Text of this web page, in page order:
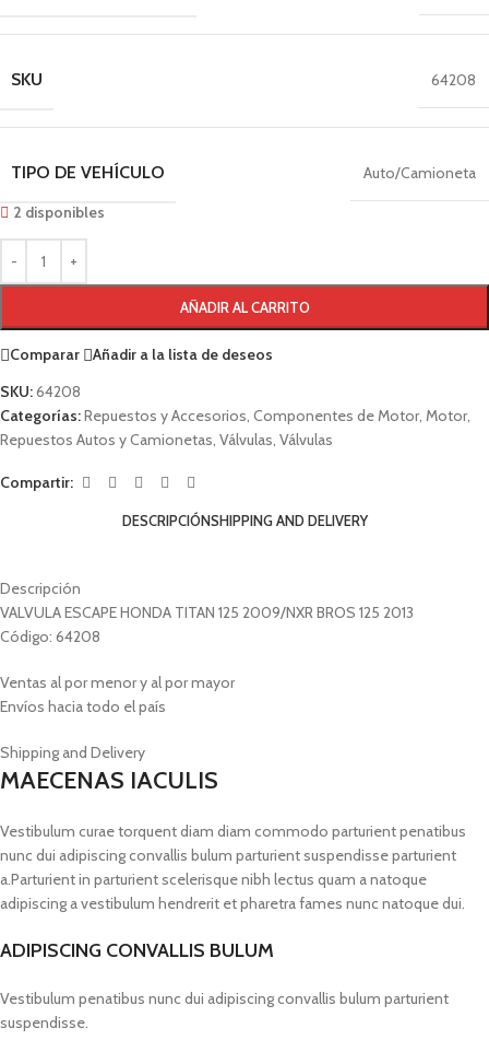
SKU 64208
TIPO DE VEHÍCULO
Auto/Camioneta
2 disponibles
AÑADIR AL CARRITO
Comparar
Añadir a la lista de deseos
SKU:64208
Categorías:Repuestos y Accesorios Componentes de Motor, Motor,
Repuestos Autos y Camionetas Válvulas Válvulas
Compartir:
DESCRIPCIÓNSHIPPING AND DELIVERY
Descripción
VALVULA ESCAPE HONDA TITAN 125 2009/NXR BROS 125 2013
Código: 64208
Ventas al por menor y al por mayor
Envíos hacia todo el país
Shipping and Delivery
MAECENAS IACULIS
Vestibulum curae torquent diam diam commodo parturient penatibus
nunc dui adipiscing convallis bulum parturient suspendisse parturient
a.Parturient in parturient scelerisque nibh lectus quam a natoque
adipiscing a vestibulum hendrerit et pharetra fames nunc natoque dui.
ADIPISCING CONVALLIS BULUM
Vestibulum penatibus nunc dui adipiscing convallis bulum parturient
suspendisse.